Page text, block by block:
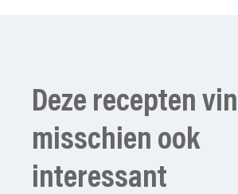
Deze recepten
misschien ook
interessant